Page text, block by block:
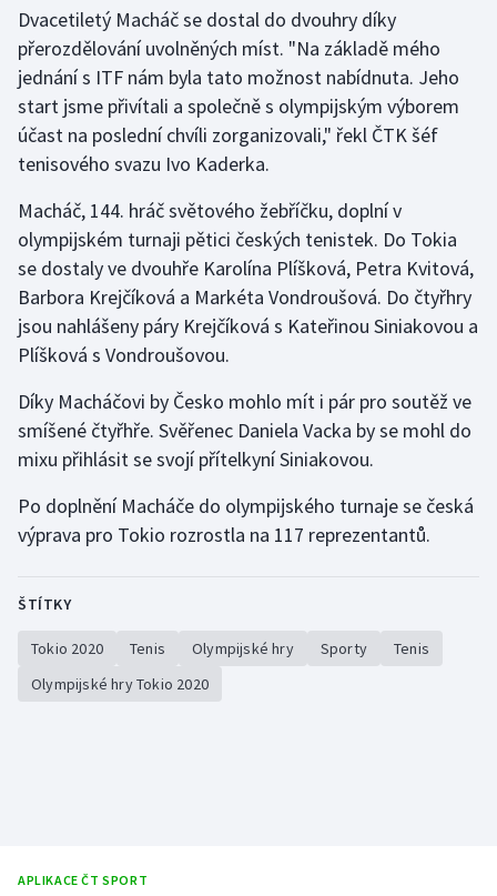
Golf
Gymnastika
Házená
Jezdectví
Krasobruslení
Lezení
Moderní pětiboj
Motorsport
Olympijské hry
Parasport
Plavání
Dvacetiletý Macháč se dostal do dvouhry díky
přerozdělování uvolněných míst. "Na základě mého
jednání s ITF nám byla tato možnost nabídnuta. Jeho
start jsme přivítali a společně s olympijským výborem
účast na poslední chvíli zorganizovali," řekl ČTK šéf
tenisového svazu Ivo Kaderka.
Macháč, 144. hráč světového žebříčku, doplní v
olympijském turnaji pětici českých tenistek. Do Tokia
se dostaly ve dvouhře Karolína Plíšková, Petra Kvitová,
Barbora Krejčíková a Markéta Vondroušová. Do čtyřhry
jsou nahlášeny páry Krejčíková s Kateřinou Siniakovou a
Plíšková s Vondroušovou.
Díky Macháčovi by Česko mohlo mít i pár pro soutěž ve
smíšené čtyřhře. Svěřenec Daniela Vacka by se mohl do
mixu přihlásit se svojí přítelkyní Siniakovou.
Po doplnění Macháče do olympijského turnaje se česká
výprava pro Tokio rozrostla na 117 reprezentantů.
ŠTÍTKY
Tokio 2020 Tenis Olympijské hry Sporty
Tenis
Olympijské hry Tokio 2020
APLIKACE ČT SPORT